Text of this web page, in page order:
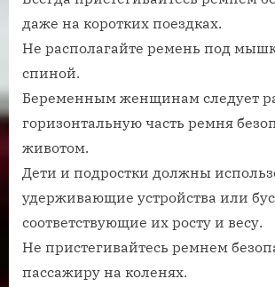
даже на коротких поездках.
Не располагайте ремень под
спиной.
Беременным женщинам следует
горизонтальную часть ремня
животом.
Дети и подростки должны
удерживающие устройства или
соответствующие их росту и весу.
Не пристегивайтесь ремнем
пассажиру на коленях.